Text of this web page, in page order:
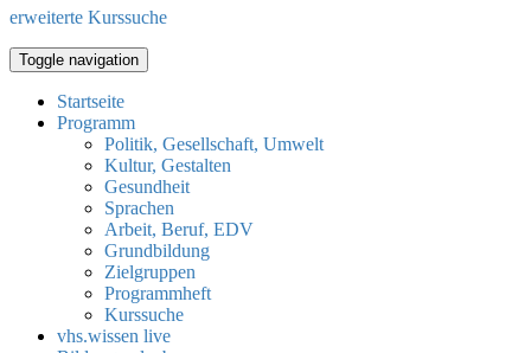
erweiterte Kurssuche
Toggle navigation
Startseite
Programm
Politik, Gesellschaft, Umwelt
Kultur, Gestalten
Gesundheit
Sprachen
Arbeit, Beruf, EDV
Grundbildung
Zielgruppen
Programmheft
Kurssuche
vhs.wissen live